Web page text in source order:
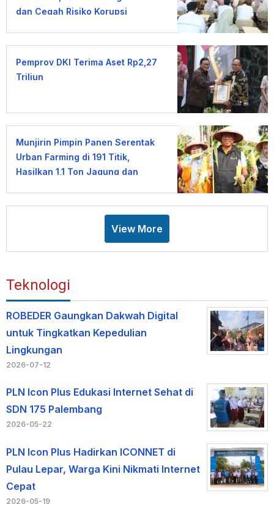
dan Cegah Risiko Korupsi
Pemprov DKI Terima Aset Rp2,27
Triliun
Munjirin Pimpin Panen Serentak
Urban Farming di 191 Titik,
Hasilkan 1,1 Ton Jagung dan
View More
Teknologi
ROBEDER Gaungkan Dakwah Digital
untuk Tingkatkan Kepedulian
Lingkungan
2026-07-12
PLN Icon Plus Edukasi Internet Sehat di
SDN 175 Palembang
2026-05-22
PLN Icon Plus Hadirkan ICONNET di
Pulau Lepar, Warga Kini Nikmati Internet
Cepat
2026-05-19